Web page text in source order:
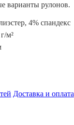
варианты рулонов.
4% спандекс
м²
Доставка и оплата